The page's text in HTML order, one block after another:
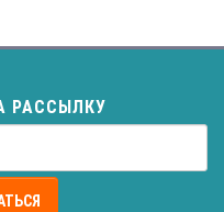
РАССЫЛКУ